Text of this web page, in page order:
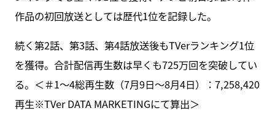
作品の初回放送としては歴代1位を記録した。
続く第2話、第3話、第4話放送後もTVerランキング1位
を獲得。合計配信再生数は早くも725万回を突破してい
る。＜＃1～4総再生数（7月9日～8月4日）：7,258,420
再生※TVer DATA MARKETINGにて算出＞